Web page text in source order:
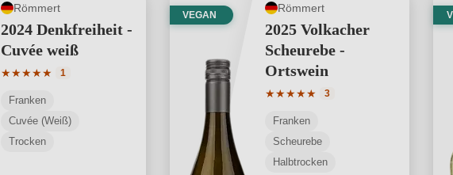
Römmert
2024 Denkfreiheit -
Cuvée weiß
★★★★★
Durchschnittliche Bewertung von 5 von 5 Sternen
1
Franken
Cuvée (Weiß)
Trocken
VEGAN
Römmert
2025 Volkacher
Scheurebe -
Ortswein
★★★★★
Durchschnittliche Bewertung
3
Franken
Scheurebe
Halbtrocken